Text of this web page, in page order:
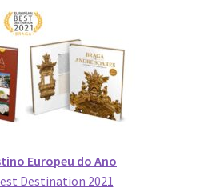
FOTOGRAFIA
à distância
Europeu do Ano
Destination 2021